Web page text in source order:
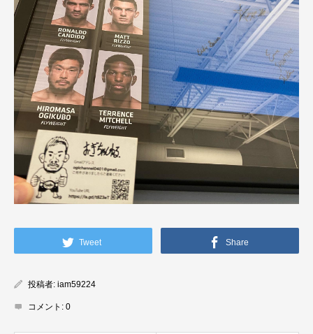
Tweet Share
投稿者: iam59224
コメント: 0